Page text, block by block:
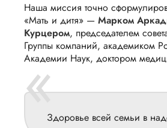
Наша миссия точно
«Мать и дитя» — Марком
Курцером, председателем
Группы компаний, академиком
Академии Наук, доктором
«Здоровье всей семьи в